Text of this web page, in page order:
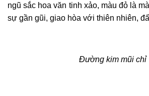
ngũ sắc hoa văn tinh xảo, màu đỏ là
sự gần gũi, giao hòa với thiên nhiên,
Đường kim mũi chỉ